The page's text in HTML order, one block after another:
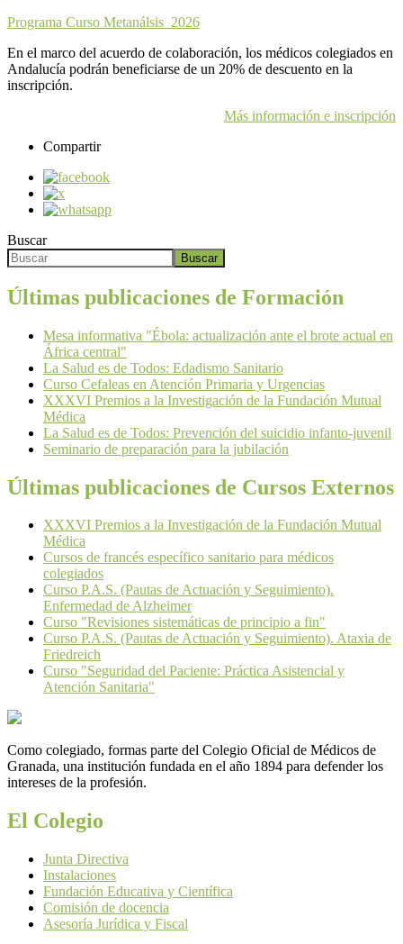
Programa Curso Metanálsis_2026
En el marco del acuerdo de colaboración, los médicos colegiados en
Andalucía podrán beneficiarse de un 20% de descuento en la
inscripción.
Más información e inscripción
Compartir
Buscar
Buscar
Últimas publicaciones de Formación
Mesa informativa "Ébola: actualización ante el brote actual en
África central"
La Salud es de Todos: Edadismo Sanitario
Curso Cefaleas en Atención Primaria y Urgencias
XXXVI Premios a la Investigación de la Fundación Mutual
Médica
La Salud es de Todos: Prevención del suicidio infanto-juvenil
Seminario de preparación para la jubilación
Últimas publicaciones de Cursos Externos
XXXVI Premios a la Investigación de la Fundación Mutual
Médica
Cursos de francés específico sanitario para médicos
colegiados
Curso P.A.S. (Pautas de Actuación y Seguimiento).
Enfermedad de Alzheimer
Curso "Revisiones sistemáticas de principio a fin"
Curso P.A.S. (Pautas de Actuación y Seguimiento). Ataxia de
Friedreich
Curso "Seguridad del Paciente: Práctica Asistencial y
Atención Sanitaria"
Como colegiado, formas parte del Colegio Oficial de Médicos de
Granada, una institución fundada en el año 1894 para defender los
intereses de la profesión.
El Colegio
Junta Directiva
Instalaciones
Fundación Educativa y Científica
Comisión de docencia
Asesoría Jurídica y Fiscal